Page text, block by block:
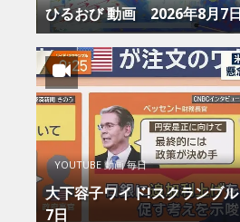
ひるおび 動画 2026年8月7
YOUTUBE 動画 毎日
大下容子ワイド!スクランブ
7日